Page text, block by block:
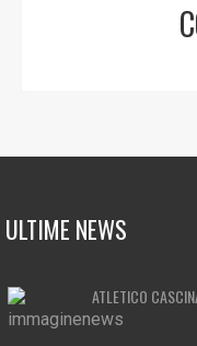
ULTIME NEWS
ATLETICO